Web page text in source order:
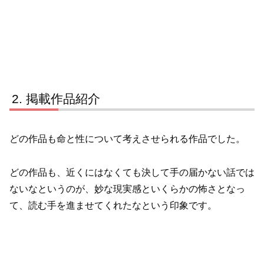
掲載作品紹介
どの作品も命と性について考えさせられる作品でした。
どの作品も、近くにはなくても決して手の届かない話では
ないなというのが、妙な現実感といくらかの怖さとなっ
て、読む手を進ませてくれたなという印象です。